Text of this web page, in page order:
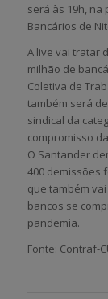
será às 19h, na
Bancários de
A live vai tratar
milhão de
Coletiva de
também será
sindical da
compromisso
O Santander
400 demissões
que também
bancos se
pandemia.
Fonte: Contraf-